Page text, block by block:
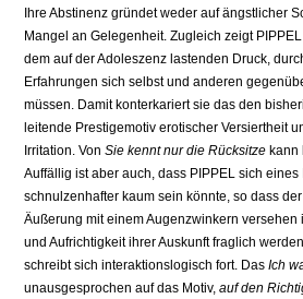
Ihre Abstinenz gründet weder auf ängstlicher
Mangel an Gelegenheit. Zugleich zeigt
dem auf der Adoleszenz lastenden Druck,
Erfahrungen sich selbst und anderen
müssen. Damit konterkariert sie das den
leitende Prestigemotiv erotischer Versiertheit
Irritation. Von Sie kennt nur die Rücksitze kann
Auffällig ist aber auch, dass PIPPEL sich
schnulzenhafter kaum sein könnte, so dass
Äußerung mit einem Augen­zwinkern versehen
und Aufrichtigkeit ihrer Auskunft fraglich
schreibt sich interaktionslogisch fort. Das Ich
unausgesprochen auf das Motiv, auf den